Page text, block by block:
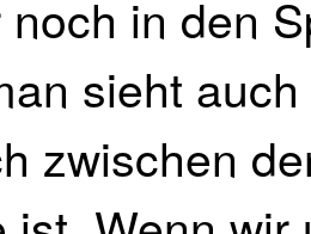
noch in den
sieht
zwischen